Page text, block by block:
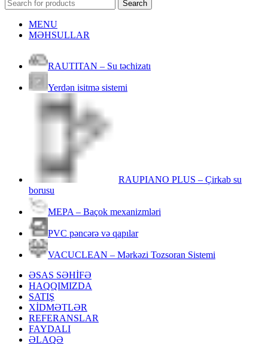
Search
MENU
MƏHSULLAR
RAUTITAN – Su təchizatı
Yerdən isitmə sistemi
RAUPIANO PLUS – Çirkab su
borusu
MEPA – Baçok mexanizmləri
PVC pəncərə və qapılar
VACUCLEAN – Mərkəzi Tozsoran Sistemi
ƏSAS SƏHİFƏ
HAQQIMIZDA
SATIŞ
XİDMƏTLƏR
REFERANSLAR
FAYDALI
ƏLAQƏ